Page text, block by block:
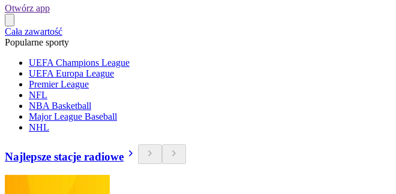
Otwórz app
Cała zawartość
Popularne sporty
UEFA Champions League
UEFA Europa League
Premier League
NFL
NBA Basketball
Major League Baseball
NHL
Najlepsze stacje radiowe